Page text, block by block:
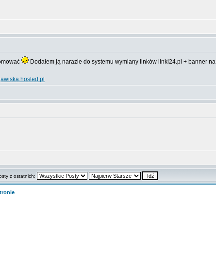
Dodałem ją narazie do systemu wymiany linków linki24.pl + banner na
z ostatnich: